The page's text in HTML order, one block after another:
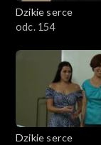
Dzikie serce
odc. 154
Dzikie serce